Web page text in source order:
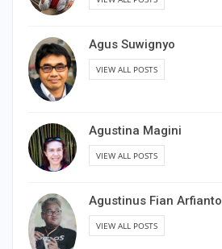
Agus Suwignyo
VIEW ALL POSTS
Agustina Magini
VIEW ALL POSTS
Agustinus Fian Arfianto
VIEW ALL POSTS